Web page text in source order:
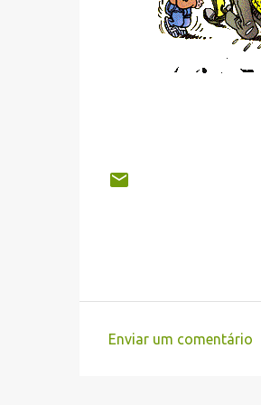
Enviar um comentário